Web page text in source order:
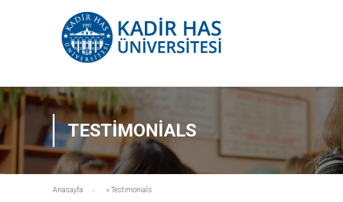
TESTIMONIALS
Anasayfa » Testimonials